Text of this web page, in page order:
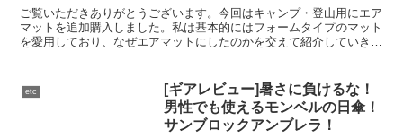
ル]
ご覧いただきありがとうございます。今回はキャンプ・登山用にエア
マットを追加購入しました。私は基本的にはフォームタイプのマット
を愛用しており、なぜエアマットにしたのかを交えて紹介していきま
etc
[ギアレビュー]暑さに負けるな！
男性でも使えるモンベルの日傘！
サンブロックアンブレラ！